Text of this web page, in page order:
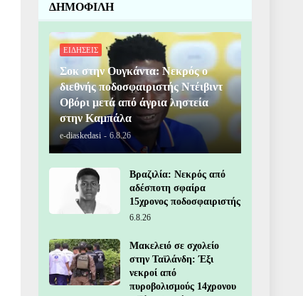
ΔΗΜΟΦΙΛΗ
ΕΙΔΗΣΕΙΣ
Σοκ στην Ουγκάντα: Νεκρός ο
διεθνής ποδοσφαιριστής Ντέιβιντ
Οβόρι μετά από άγρια ληστεία
στην Καμπάλα
e-diaskedasi - 6.8.26
Βραζιλία: Νεκρός από
αδέσποτη σφαίρα
15χρονος ποδοσφαιριστής
6.8.26
Μακελειό σε σχολείο
στην Ταϊλάνδη: Έξι
νεκροί από
πυροβολισμούς 14χρονου